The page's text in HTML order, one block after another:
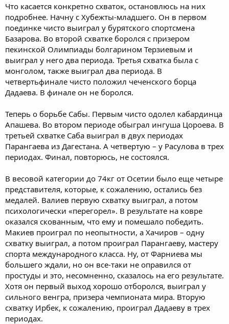
Что касается конкретно схваток, остановлюсь на них
подробнее. Начну с Хубежты-младшего. Он в первом
поединке чисто выиграл у бурятского спортсмена
Базарова. Во второй схватке боролся с призером
пекинской Олимпиады болгарином Терзиевым и
выиграл у него два периода. Третья схватка была с
монголом, также выиграл два периода. В
четвертьфинале чисто положил чеченского борца
Дадаева. В финале он не боролся.
Теперь о борьбе Сабы. Первым чисто одолел кабардинца
Апашева. Во втором периоде обыграл ингуша Цороева. В
третьей схватке Саба выиграл в двух периодах
Парангаева из Дагестана. А четвертую – у Расулова в трех
периодах. Финал, повторюсь, не состоялся.
В весовой категории до 74кг от Осетии было еще четыре
представителя, которые, к сожалению, остались без
медалей. Валиев первую схватку выиграл, а потом
психологически «перегорел». В результате на ковре
оказался скованным, что ему и помешало победить.
Макиев проиграл по неопытности, а Хачиров – одну
схватку выиграл, а потом проиграл Парангаеву, мастеру
спорта международного класса. Ну, от Фарниева мы
большего ждали, но он все-таки не оправился от
простуды и это, несомненно, сказалось на его результате.
Хотя он первый выход хорошо отборолся, выиграл у
сильного венгра, призера чемпионата мира. Вторую
схватку Ирбек, к сожалению, проиграл Дадаеву в трех
периодах.